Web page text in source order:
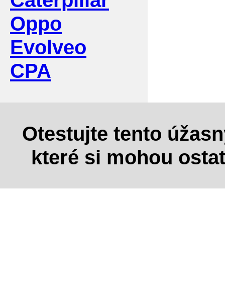
Oppo
Evolveo
CPA
Otestujte tento
které si mohou